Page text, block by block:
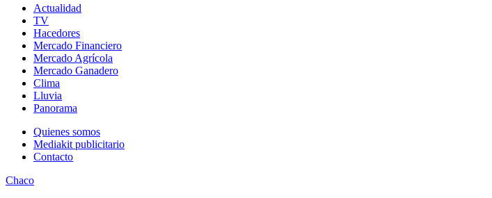
Actualidad
TV
Hacedores
Mercado Financiero
Mercado Agrícola
Mercado Ganadero
Clima
Lluvia
Panorama
Quienes somos
Mediakit publicitario
Contacto
Chaco